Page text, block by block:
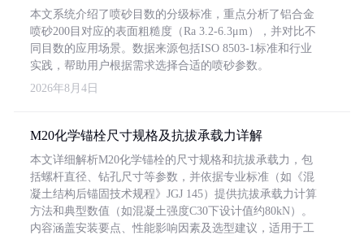
本文系统介绍了喷砂目数的分级标准，重点分析了铝合金
喷砂200目对应的表面粗糙度（Ra 3.2-6.3μm），并对比不
同目数的应用场景。数据来源包括ISO 8503-1标准和行业
实践，帮助用户根据需求选择合适的喷砂参数。
2026年8月4日
M20化学锚栓尺寸规格及抗拔承载力详解
本文详细解析M20化学锚栓的尺寸规格和抗拔承载力，包
括螺杆直径、钻孔尺寸等参数，并依据专业标准（如《混
凝土结构后锚固技术规程》JGJ 145）提供抗拔承载力计算
方法和典型数值（如混凝土强度C30下设计值约80kN）。
内容涵盖安装要点、性能影响因素及选型建议，适用于工